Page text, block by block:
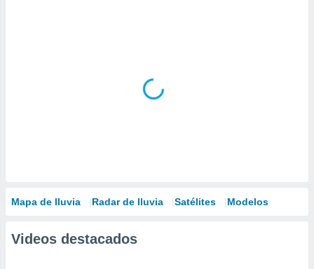
Mapa de lluvia Radar de lluvia Satélites Modelos
Videos destacados